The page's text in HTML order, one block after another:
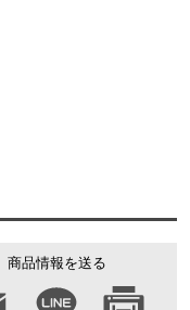
商品情報を送る